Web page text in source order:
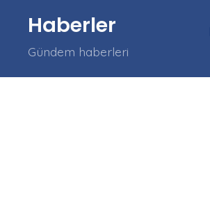
Haberler
Gündem haberleri